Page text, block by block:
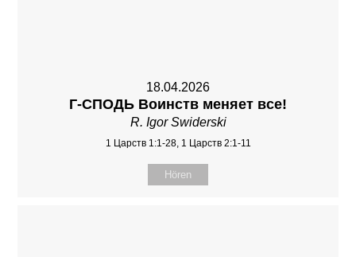
18.04.2026
Г-СПОДЬ Воинств меняет все!
R. Igor Swiderski
1 Царств 1:1-28, 1 Царств 2:1-11
Hören